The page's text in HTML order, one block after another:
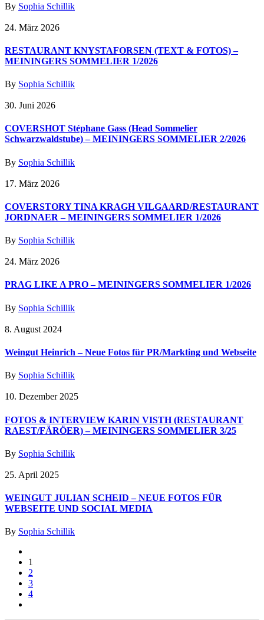
By Sophia Schillik
24. März 2026
RESTAURANT KNYSTAFORSEN (TEXT & FOTOS) –
MEININGERS SOMMELIER 1/2026
By Sophia Schillik
30. Juni 2026
COVERSHOT Stéphane Gass (Head Sommelier
Schwarzwaldstube) – MEININGERS SOMMELIER 2/2026
By Sophia Schillik
17. März 2026
COVERSTORY TINA KRAGH VILGAARD/RESTAURANT
JORDNAER – MEININGERS SOMMELIER 1/2026
By Sophia Schillik
24. März 2026
PRAG LIKE A PRO – MEININGERS SOMMELIER 1/2026
By Sophia Schillik
8. August 2024
Weingut Heinrich – Neue Fotos für PR/Markting und Webseite
By Sophia Schillik
10. Dezember 2025
FOTOS & INTERVIEW KARIN VISTH (RESTAURANT
RAEST/FÄRÖER) – MEININGERS SOMMELIER 3/25
By Sophia Schillik
25. April 2025
WEINGUT JULIAN SCHEID – NEUE FOTOS FÜR
WEBSEITE UND SOCIAL MEDIA
By Sophia Schillik
1
2
3
4